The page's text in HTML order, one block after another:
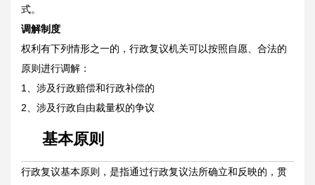
式。
调解制度
权利有下列情形之一的，行政复议机关可以按照自愿、合法的
原则进行调解：
1、涉及行政赔偿和行政补偿的
2、涉及行政自由裁量权的争议
基本原则
行政复议基本原则，是指通过行政复议法所确立和反映的，贯